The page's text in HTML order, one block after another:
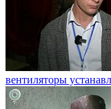
вентиляторы